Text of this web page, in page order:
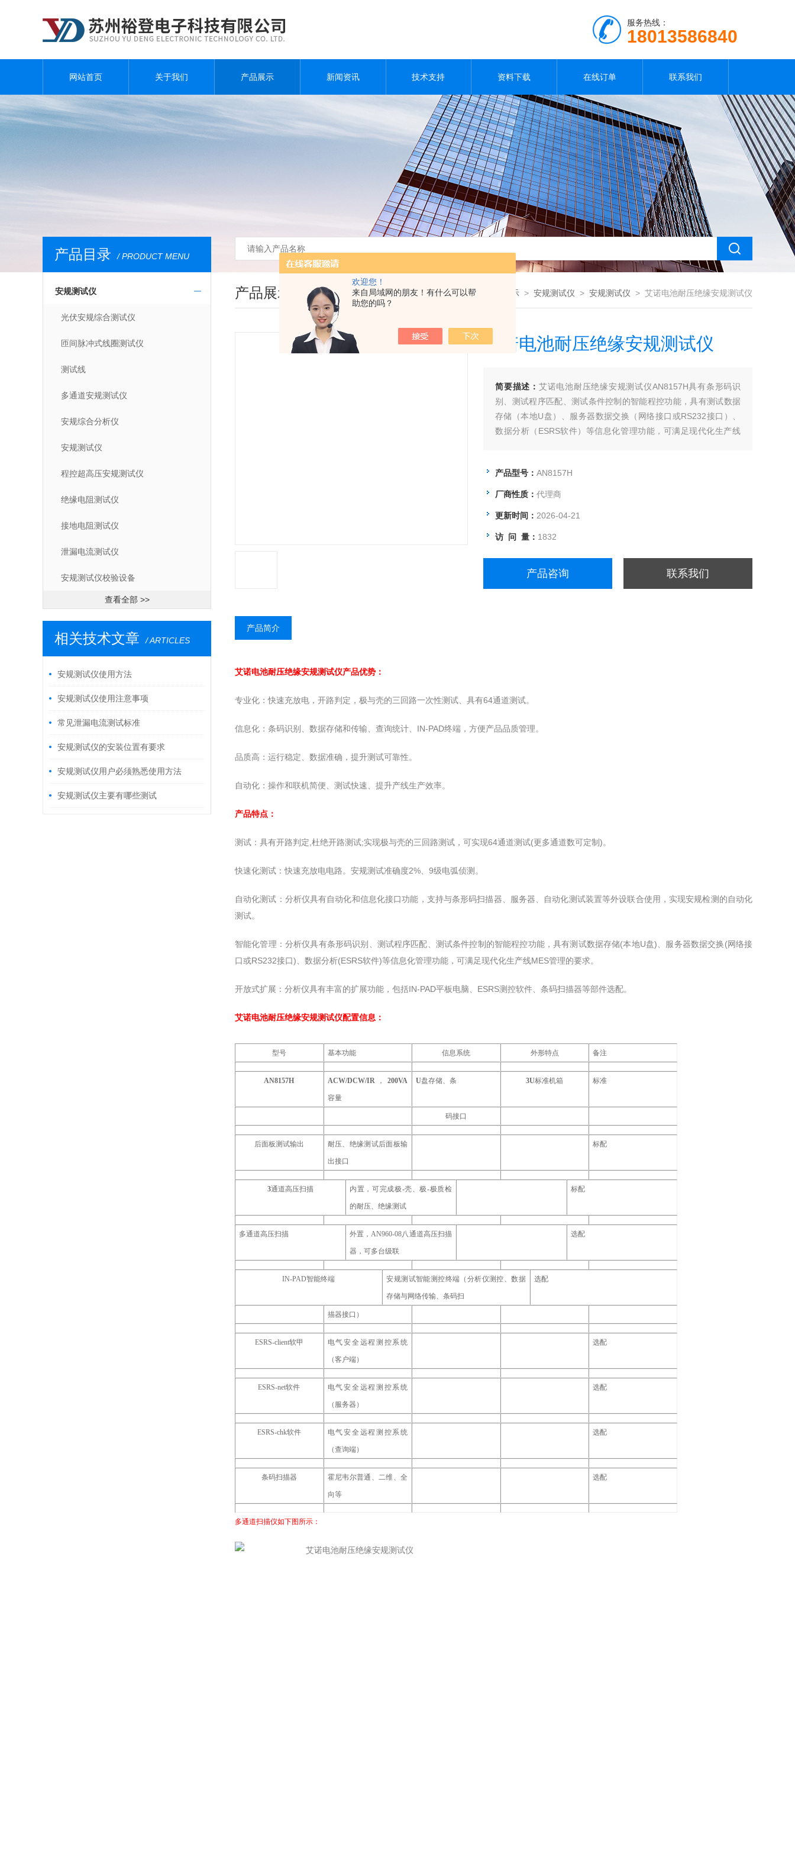
欢迎您！
来自局域网的朋友！有什么可以帮
助您的吗？
服务热线：
18013586840
网站首页 关于我们 产品展示 新闻资讯 技术支持 资料下载 在线订单 联系我们
产品目录 / PRODUCT MENU
安规测试仪
光伏安规综合测试仪
匝间脉冲式线圈测试仪
测试线
多通道安规测试仪
安规综合分析仪
安规测试仪
程控超高压安规测试仪
绝缘电阻测试仪
接地电阻测试仪
泄漏电流测试仪
安规测试仪校验设备
查看全部 >>
相关技术文章 / ARTICLES
安规测试仪使用方法
安规测试仪使用注意事项
常见泄漏电流测试标准
安规测试仪的安装位置有要求
安规测试仪用户必须熟悉使用方法
安规测试仪主要有哪些测试
产品展示 您现在的位置：首页> 产品展示 > 安规测试仪 > 安规测试仪 > 艾诺电池耐压绝缘安规测试仪
艾诺电池耐压绝缘安规测试仪
简要描述： 艾诺电池耐压绝缘安规测试仪AN8157H具有条形码识
别、测试程序匹配、测试条件控制的智能程控功能，具有测试数据
存储（本地U盘）、服务器数据交换（网络接口或RS232接口）、
数据分析（ESRS软件）等信息化管理功能，可满足现代化生产线
产品型号： AN8157H
厂商性质： 代理商
更新时间： 2026-04-21
访 问 量： 1832
产品咨询 联系我们
产品简介
艾诺电池耐压绝缘安规测试仪产品优势：
专业化：快速充放电，开路判定，极与壳的三回路一次性测试、具有64通道测试。
信息化：条码识别、数据存储和传输、查询统计、IN-PAD终端，方便产品品质管理。
品质高：运行稳定、数据准确，提升测试可靠性。
自动化：操作和联机简便、测试快速、提升产线生产效率。
产品特点：
测试：具有开路判定,杜绝开路测试;实现极与壳的三回路测试，可实现64通道测试(更多通道数可定制)。
快速化测试：快速充放电电路。安规测试准确度2%、9级电弧侦测。
自动化测试：分析仪具有自动化和信息化接口功能，支持与条形码扫描器、服务器、自动化测试装置等外设联合使用，实现安规检测的自动化
测试。
智能化管理：分析仪具有条形码识别、测试程序匹配、测试条件控制的智能程控功能，具有测试数据存储(本地U盘)、服务器数据交换(网络接
口或RS232接口)、数据分析(ESRS软件)等信息化管理功能，可满足现代化生产线MES管理的要求。
开放式扩展：分析仪具有丰富的扩展功能，包括IN-PAD平板电脑、ESRS测控软件、条码扫描器等部件选配。
艾诺电池耐压绝缘安规测试仪配置信息：
型号 基本功能 信息系统 外形特点 备注
AN8157H ACW/DCW/IR，200VA
容量
U盘存储、条 3U标准机箱 标准
码接口
后面板测试输出 耐压、绝缘测试后面板输
出接口
标配
3通道高压扫描 内置，可完成极-壳、极-极质检
的耐压、绝缘测试
标配
多通道高压扫描 外置，AN960-08八通道高压扫描
器，可多台级联
选配
IN-PAD智能终端 安规测试智能测控终端（分析仪测控、数据
存储与网络传输、条码扫
选配
描器接口）
ESRS-client软甲 电气安全远程测控系统
（客户端）
选配
ESRS-net软件 电气安全远程测控系统
（服务器）
选配
ESRS-chk软件 电气安全远程测控系统
（查询端）
选配
条码扫描器 霍尼韦尔普通、二维、全
向等
选配
多通道扫描仪如下图所示：